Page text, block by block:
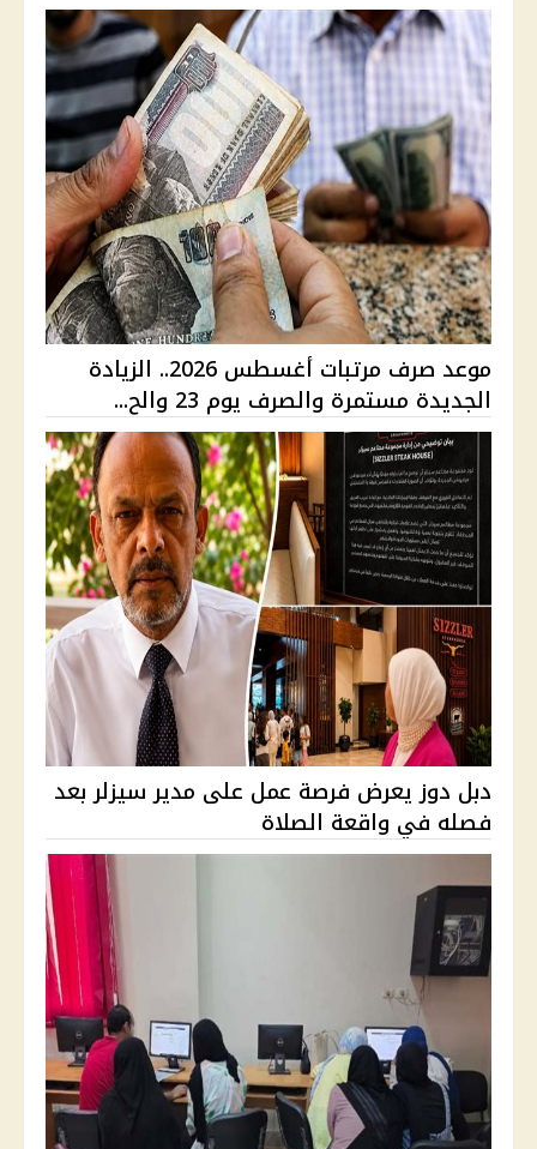
موعد صرف مرتبات أغسطس 2026.. الزيادة
الجديدة مستمرة والصرف يوم 23 والح...
دبل دوز يعرض فرصة عمل على مدير سيزلر بعد
فصله في واقعة الصلاة